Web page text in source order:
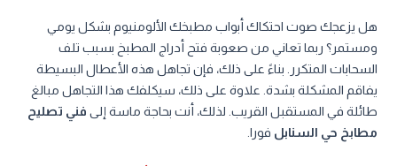
هل يزعجك صوت احتكاك أبواب مطبخك الألومنيوم بشكل يومي
ومستمر؟ ربما تعاني من صعوبة فتح أدراج المطبخ بسبب تلف
السحابات المتكرر. بناءً على ذلك، فإن تجاهل هذه الأعطال البسيطة
يفاقم المشكلة بشدة. علاوة على ذلك، سيكلفك هذا التجاهل مبالغ
طائلة في المستقبل القريب. لذلك، أنت بحاجة ماسة إلى فني تصليح
مطابخ حي السنابل فورا.